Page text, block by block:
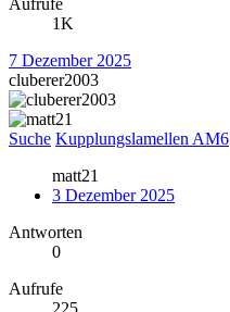
Aufrufe
1K
7 Dezember 2025
cluberer2003
Suche Kupplungslamellen AM6
matt21
3 Dezember 2025
Antworten
0
Aufrufe
225